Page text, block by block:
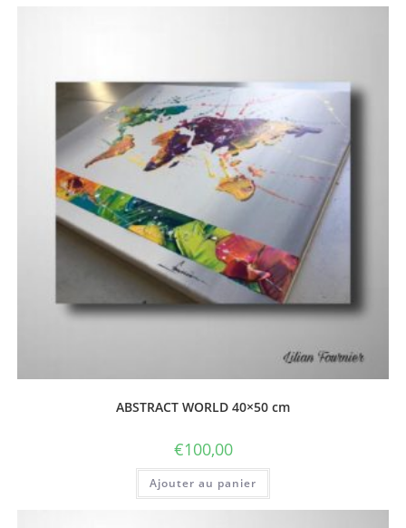
ABSTRACT WORLD 40×50 cm
€100,00
Ajouter au panier